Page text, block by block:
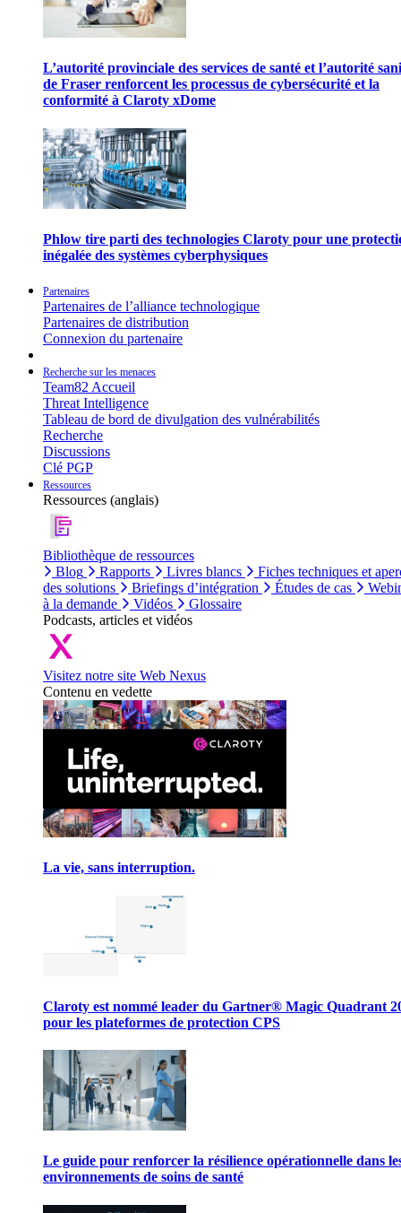
L’autorité provinciale des services de santé et l’autorité
de Fraser renforcent les processus de cybersécurité et la
conformité à Claroty xDome
Phlow tire parti des technologies Claroty pour une
inégalée des systèmes cyberphysiques
Partenaires
Partenaires de l’alliance technologique
Partenaires de distribution
Connexion du partenaire
Recherche sur les menaces
Team82 Accueil
Threat Intelligence
Tableau de bord de divulgation des vulnérabilités
Recherche
Discussions
Clé PGP
Ressources
Ressources (anglais)
Bibliothèque de ressources
Blog
Rapports Livres blancs
Fiches techniques et
des solutions
Briefings d’intégration Études de cas
à la demande
Vidéos
Glossaire
Podcasts, articles et vidéos
Visitez notre site Web Nexus
Contenu en vedette
La vie, sans interruption.
Claroty est nommé leader du Gartner® Magic Quadrant
pour les plateformes de protection CPS
Le guide pour renforcer la résilience opérationnelle dans
environnements de soins de santé